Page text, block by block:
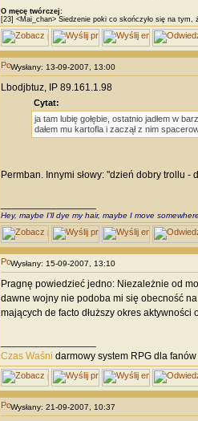
O męcę twórczej:
[23] <Mai_chan> Siedzenie poki co skończyło się na
Wysłany: 13-09-2007, 13:00
Lbodjbtuz, IP 89.161.1.98
Cytat:
ja tam lubię gołębie, ostatnio jadłem w
dałem mu kartofla i zaczął z nim
Permban. Innymi słowy: "dzień dobry trollu -
Hey, maybe I'll dye my hair, maybe I move
Wysłany: 15-09-2007, 13:10
Pragnę powiedzieć jedno: Niezależnie od
dawne wojny nie podoba mi się obecność
mających de facto dłuższy okres
Czas Waśni darmowy system RPG dla
Wysłany: 21-09-2007, 10:37